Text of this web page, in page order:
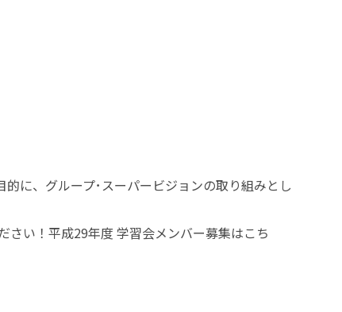
に、グループ･スーパービジョンの取り組みとし
い！平成29年度 学習会メンバー募集はこち